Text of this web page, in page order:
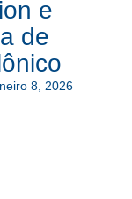
e
de
8, 2026